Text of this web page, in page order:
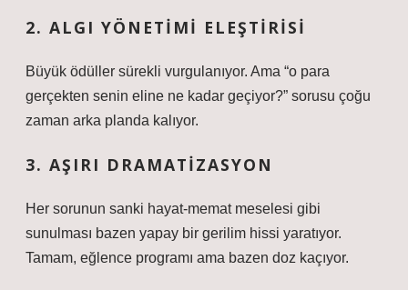
2. ALGI YÖNETIMI ELEŞTIRISI
Büyük ödüller sürekli vurgulanıyor. Ama “o para
gerçekten senin eline ne kadar geçiyor?” sorusu çoğu
zaman arka planda kalıyor.
3. AŞIRI DRAMATIZASYON
Her sorunun sanki hayat-memat meselesi gibi
sunulması bazen yapay bir gerilim hissi yaratıyor.
Tamam, eğlence programı ama bazen doz kaçıyor.